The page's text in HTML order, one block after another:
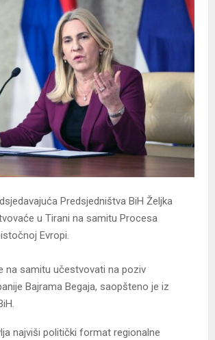
Predsjedništva BiH Željka
u Tirani na samitu Procesa
Evropi.
na samitu učestvovati na poziv
Bajrama Begaja, saopšteno je iz
najviši politički format regionalne